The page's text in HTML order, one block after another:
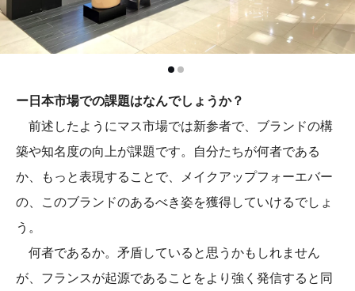
ー日本市場での課題はなんでしょうか？
前述したようにマス市場では新参者で、ブランドの構
築や知名度の向上が課題です。自分たちが何者である
か、もっと表現することで、メイクアップフォーエバー
の、このブランドのあるべき姿を獲得していけるでしょ
う。
何者であるか。矛盾していると思うかもしれません
が、フランスが起源であることをより強く発信すると同